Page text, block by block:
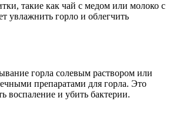
такие как чай с медом или молоко с
увлажнить горло и облегчить
горла солевым раствором или
препаратами для горла. Это
воспаление и убить бактерии.